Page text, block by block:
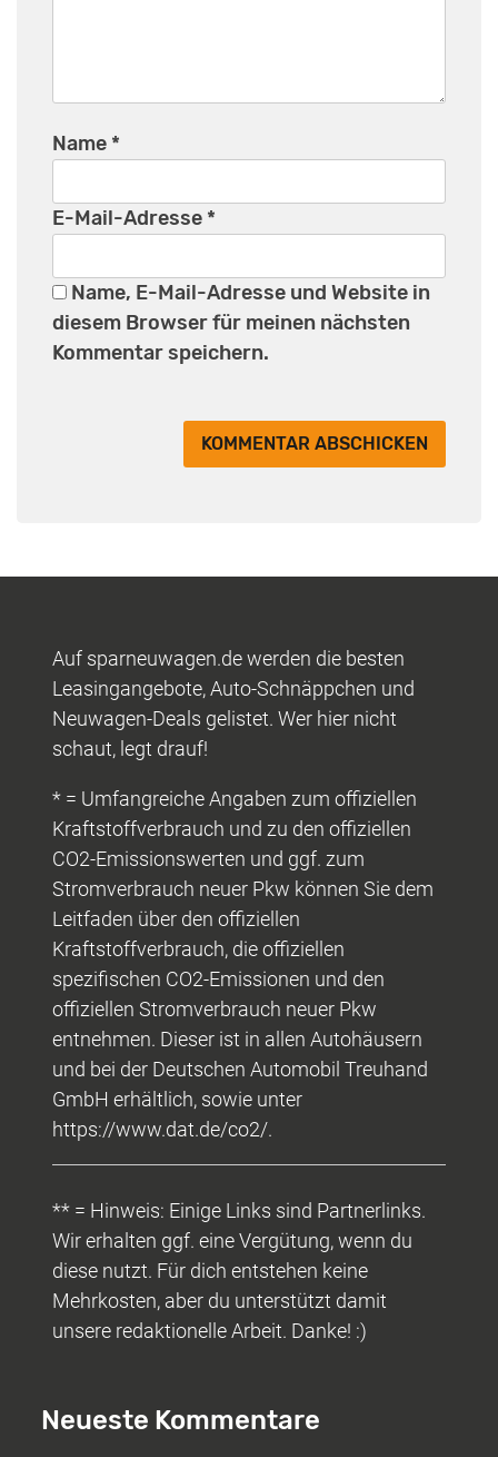
Name *
E-Mail-Adresse *
Name, E-Mail-Adresse und Website in
diesem Browser für meinen nächsten
Kommentar speichern.
Auf sparneuwagen.de werden die besten
Leasingangebote, Auto-Schnäppchen und
Neuwagen-Deals gelistet. Wer hier nicht
schaut, legt drauf!
* = Umfangreiche Angaben zum offiziellen
Kraftstoffverbrauch und zu den offiziellen
CO2-Emissionswerten und ggf. zum
Stromverbrauch neuer Pkw können Sie dem
Leitfaden über den offiziellen
Kraftstoffverbrauch, die offiziellen
spezifischen CO2-Emissionen und den
offiziellen Stromverbrauch neuer Pkw
entnehmen. Dieser ist in allen Autohäusern
und bei der Deutschen Automobil Treuhand
GmbH erhältlich, sowie unter
https://www.dat.de/co2/.
** = Hinweis: Einige Links sind Partnerlinks.
Wir erhalten ggf. eine Vergütung, wenn du
diese nutzt. Für dich entstehen keine
Mehrkosten, aber du unterstützt damit
unsere redaktionelle Arbeit. Danke! :)
Neueste Kommentare